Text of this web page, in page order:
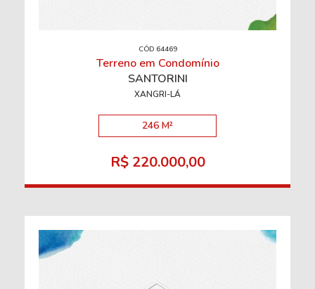
CÓD 64469
Terreno em Condomínio
SANTORINI
XANGRI-LÁ
246 M²
R$ 220.000,00